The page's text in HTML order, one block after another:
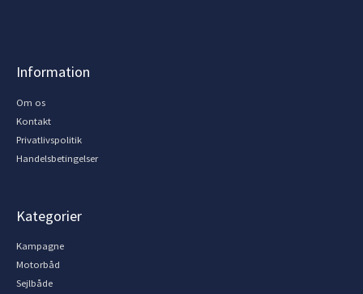
Information
Om os
Kontakt
Privatlivspolitik
Handelsbetingelser
Kategorier
Kampagne
Motorbåd
Sejlbåde